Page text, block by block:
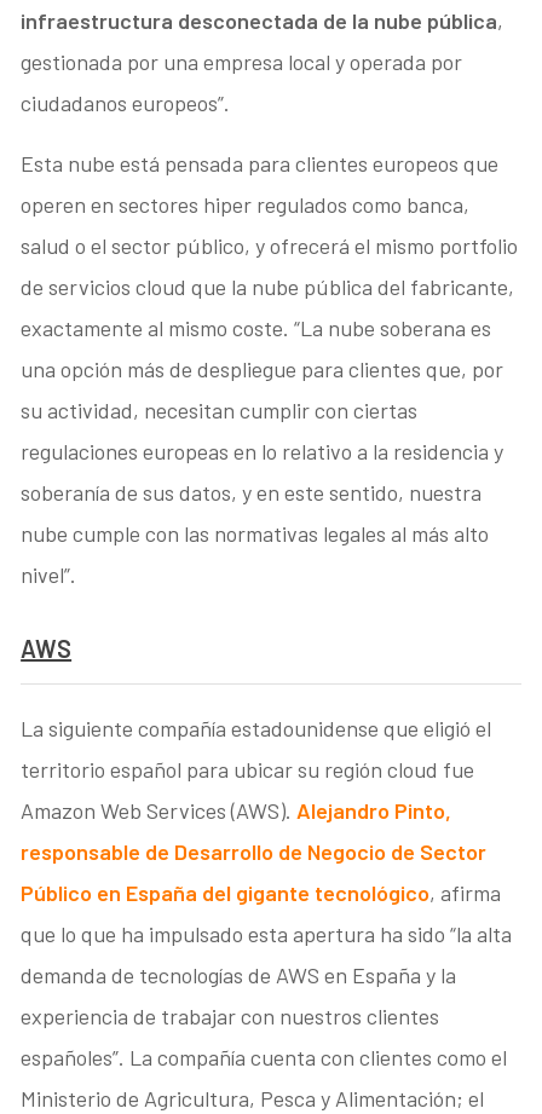
infraestructura desconectada de la nube pública,
gestionada por una empresa local y operada por
ciudadanos europeos”.
Esta nube está pensada para clientes europeos que
operen en sectores hiper regulados como banca,
salud o el sector público, y ofrecerá el mismo portfolio
de servicios cloud que la nube pública del fabricante,
exactamente al mismo coste. “La nube soberana es
una opción más de despliegue para clientes que, por
su actividad, necesitan cumplir con ciertas
regulaciones europeas en lo relativo a la residencia y
soberanía de sus datos, y en este sentido, nuestra
nube cumple con las normativas legales al más alto
nivel”.
AWS
La siguiente compañía estadounidense que eligió el
territorio español para ubicar su región cloud fue
Amazon Web Services (AWS). Alejandro Pinto,
responsable de Desarrollo de Negocio de Sector
Público en España del gigante tecnológico, afirma
que lo que ha impulsado esta apertura ha sido “la alta
demanda de tecnologías de AWS en España y la
experiencia de trabajar con nuestros clientes
españoles”. La compañía cuenta con clientes como el
Ministerio de Agricultura, Pesca y Alimentación; el